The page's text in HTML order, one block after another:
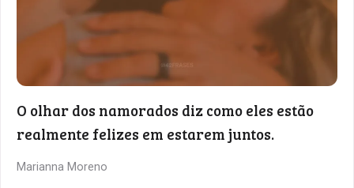
O olhar dos namorados diz como eles estão
realmente felizes em estarem juntos.
Marianna Moreno